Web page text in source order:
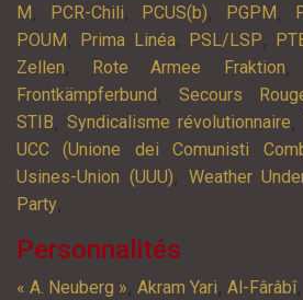
M, PCR-Chili, PCUS(b), PGPM,
POUM, Prima Linéa, PSL/LSP,
Zellen, Rote Armee Fraktion,
Frontkämpferbund, Secours
STIB, Syndicalisme révolutionnaire,
UCC (Unione dei Comunisti
Usines-Union (UUU), Weather
Party,
Personnalités
« A. Neuberg », Akram Yari, Al-Fârâbî,